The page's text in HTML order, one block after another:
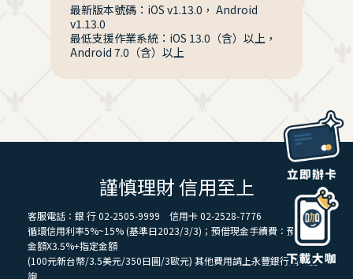
最新版本號碼：iOS v1.13.0， Android
v1.13.0
最低支援作業系統：iOS 13.0（含）以上，
Android 7.0（含）以上
謹慎理財 信用至上
客服電話：銀 行 02-2505-9999 信用卡 02-2528-7776
循環信用利率5%~15% (基準日2023/3/3)；預借現金手續費：預借現金
金額X3.5%+指定金額
(100元新台幣/3.5美元/350日圓/3歐元) 其他費用請上永豐銀行網站查
詢